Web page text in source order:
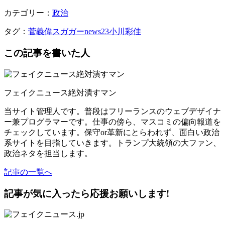
カテゴリー： 政治
タグ： 菅義偉スガガーnews23小川彩佳
この記事を書いた人
フェイクニュース絶対潰すマン
当サイト管理人です。普段はフリーランスのウェブデザイナ
ー兼プログラマーです。仕事の傍ら、マスコミの偏向報道を
チェックしています。保守or革新にとらわれず、面白い政治
系サイトを目指していきます。トランプ大統領の大ファン、
政治ネタを担当します。
記事の一覧へ
記事が気に入ったら応援お願いします!